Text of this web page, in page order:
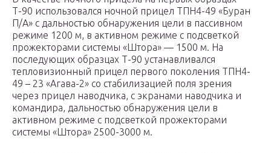
Т-90 использовался ночной прицел ТПН4-49 «Буран
П/А» с дальностью обнаружения цели в пассивном
режиме 1200 м, в активном режиме с подсветкой
прожекторами системы «Штора» — 1500 м. На
последующих образцах Т-90 устанавливался
тепловизионный прицел первого поколения ТПН4-
49 – 23 «Агава-2» со стабилизацией поля зрения
через прицел наводчика, с экранами наводчика и
командира, дальностью обнаружения цели в
активном режиме с подсветкой прожекторами
системы «Штора» 2500-3000 м.